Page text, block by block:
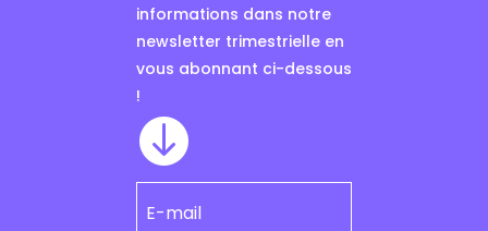
informations dans notre
newsletter trimestrielle en
vous abonnant ci-dessous
!
